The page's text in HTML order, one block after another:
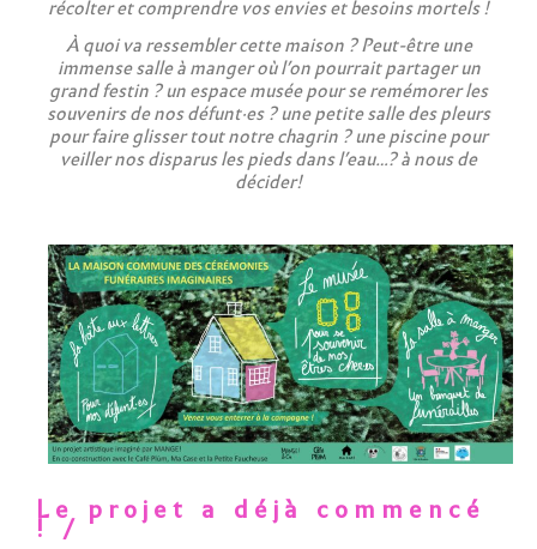
récolter et comprendre vos envies et besoins mortels !
À quoi va ressembler cette maison ? Peut-être une
immense salle à manger où l’on pourrait partager un
grand festin ? un espace musée pour se remémorer les
souvenirs de nos défunt·es ? une petite salle des pleurs
pour faire glisser tout notre chagrin ? une piscine pour
veiller nos disparus les pieds dans l’eau…? à nous de
décider!
Le projet a déjà commencé
! /